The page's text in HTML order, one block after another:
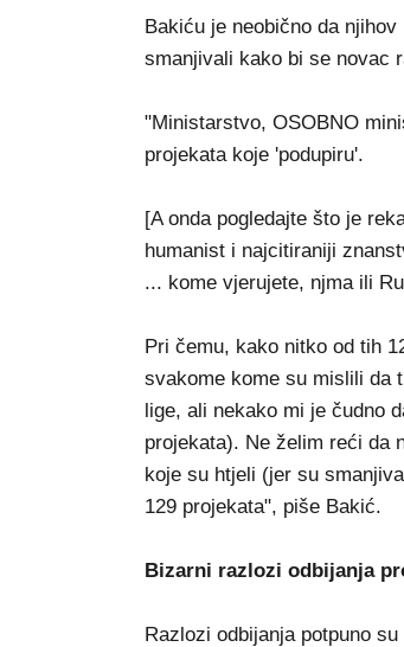
Bakiću je neobično da
smanjivali kako bi se novac
"Ministarstvo, OSOBNO
projekata koje 'podupiru'.
[A onda pogledajte što je
humanist i najcitiraniji
... kome vjerujete, njma ili
Pri čemu, kako nitko od tih
svakome kome su mislili da
lige, ali nekako mi je čudno
projekata). Ne želim reći da
koje su htjeli (jer su
129 projekata", piše Bakić.
Bizarni razlozi odbijanja
Razlozi odbijanja potpuno